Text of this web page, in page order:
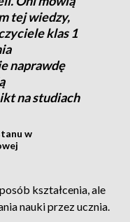
tej wiedzy,
klas 1
naprawdę
na studiach
w
kształcenia, ale
nauki przez ucznia.